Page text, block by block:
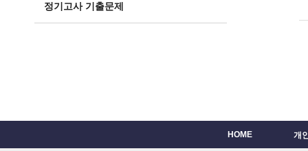
정기고사 기출문제
HOME 개